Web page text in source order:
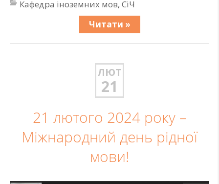
Кафедра іноземних мов, СіЧ
Читати »
ЛЮТ
21
21 лютого 2024 року –
Міжнародний день рідної
мови!